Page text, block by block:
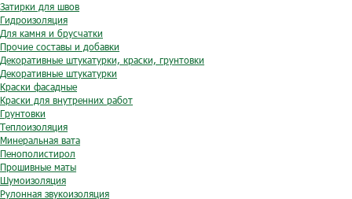
Затирки для швов
Гидроизоляция
Для камня и брусчатки
Прочие составы и добавки
Декоративные штукатурки, краски, грунтовки
Декоративные штукатурки
Краски фасадные
Краски для внутренних работ
Грунтовки
Теплоизоляция
Минеральная вата
Пенополистирол
Прошивные маты
Шумоизоляция
Рулонная звукоизоляция